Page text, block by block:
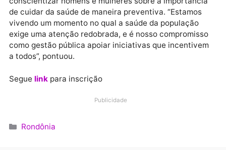
realizar a inscrição pelo portal. Vale ressaltar que,
caso uma pessoa faça doação de sangue no dia da
corrida, a inscrição será automaticamente
Segundo o secretário de estado da saúde, Jefferson
conscientizar homens e mulheres sobre a
vivendo um momento no qual a saúde da população
como gestão pública apoiar iniciativas que